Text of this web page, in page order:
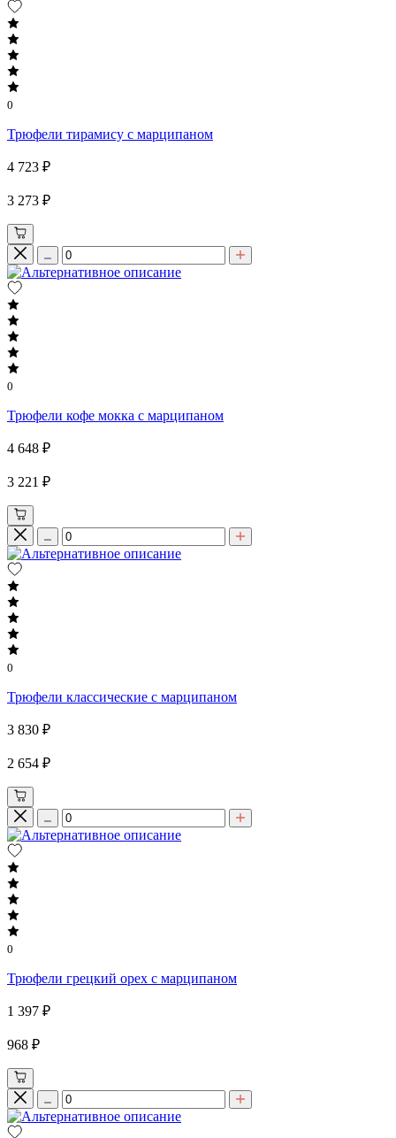
0
Трюфели тирамису с марципаном
4 723 ₽
3 273 ₽
0
Трюфели кофе мокка с марципаном
4 648 ₽
3 221 ₽
0
Трюфели классические с марципаном
3 830 ₽
2 654 ₽
0
Трюфели грецкий орех с марципаном
1 397 ₽
968 ₽